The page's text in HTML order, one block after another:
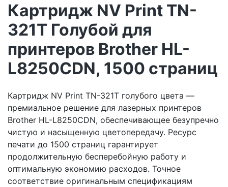
Картридж NV Print TN-
321T Голубой для
принтеров Brother HL-
L8250CDN, 1500 страниц
Картридж NV Print TN-321T голубого цвета —
премиальное решение для лазерных принтеров
Brother HL-L8250CDN, обеспечивающее безупречно
чистую и насыщенную цветопередачу. Ресурс
печати до 1500 страниц гарантирует
продолжительную бесперебойную работу и
оптимальную экономию расходов. Точное
соответствие оригинальным спецификациям